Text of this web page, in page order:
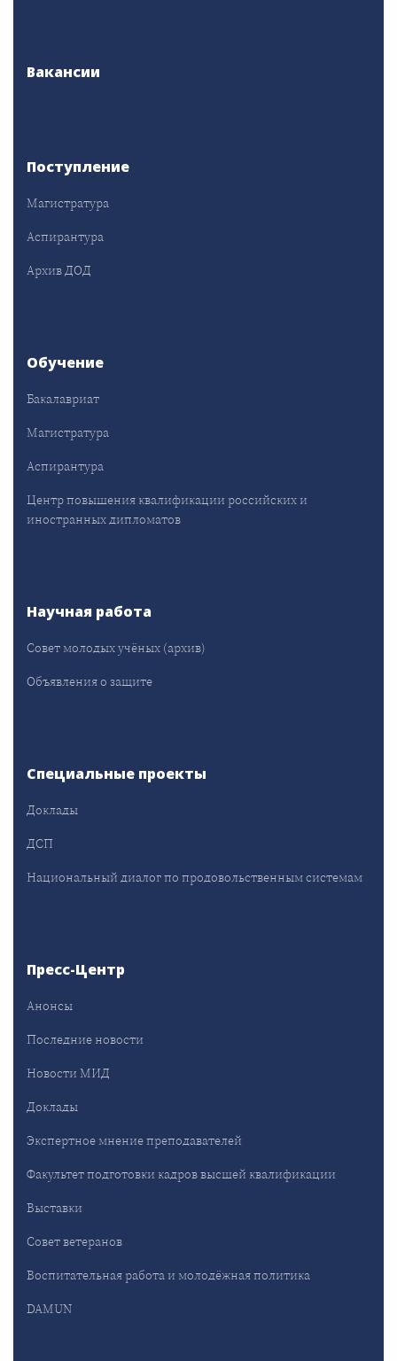
Вакансии
Поступление
Магистратура
Аспирантура
Архив ДОД
Обучение
Бакалавриат
Магистратура
Аспирантура
Центр повышения квалификации российских и
иностранных дипломатов
Научная работа
Совет молодых учёных (архив)
Объявления о защите
Специальные проекты
Доклады
ДСП
Национальный диалог по продовольственным системам
Пресс-Центр
Анонсы
Последние новости
Новости МИД
Доклады
Экспертное мнение преподавателей
Факультет подготовки кадров высшей квалификации
Выставки
Совет ветеранов
Воспитательная работа и молодёжная политика
DAMUN